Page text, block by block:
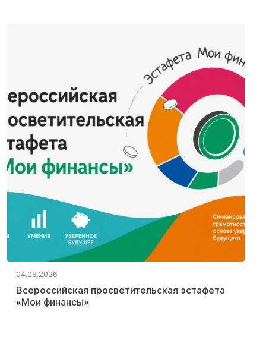
04.08.2026
Всероссийская просветительская эстафета
«Мои финансы»